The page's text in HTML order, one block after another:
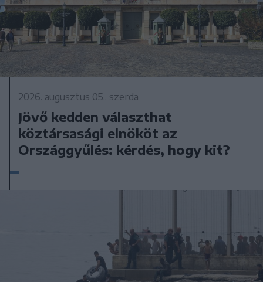
2026. augusztus 05., szerda
Jövő kedden választhat
köztársasági elnököt az
Országgyűlés: kérdés, hogy kit?